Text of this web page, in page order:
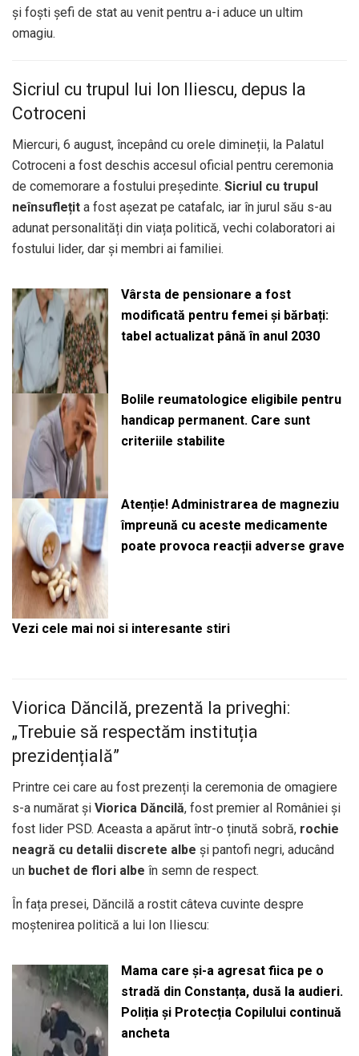
și foști șefi de stat au venit pentru a-i aduce un ultim
omagiu.
Sicriul cu trupul lui Ion Iliescu, depus la
Cotroceni
Miercuri, 6 august, începând cu orele dimineții, la Palatul
Cotroceni a fost deschis accesul oficial pentru ceremonia
de comemorare a fostului președinte. Sicriul cu trupul
neînsuflețit a fost așezat pe catafalc, iar în jurul său s-au
adunat personalități din viața politică, vechi colaboratori ai
fostului lider, dar și membri ai familiei.
Vârsta de pensionare a fost
modificată pentru femei și bărbați:
tabel actualizat până în anul 2030
Bolile reumatologice eligibile pentru
handicap permanent. Care sunt
criteriile stabilite
Atenție! Administrarea de magneziu
împreună cu aceste medicamente
poate provoca reacții adverse grave
Vezi cele mai noi si interesante stiri
Viorica Dăncilă, prezentă la priveghi:
„Trebuie să respectăm instituția
prezidențială”
Printre cei care au fost prezenți la ceremonia de omagiere
s-a numărat și Viorica Dăncilă, fost premier al României și
fost lider PSD. Aceasta a apărut într-o ținută sobră, rochie
neagră cu detalii discrete albe și pantofi negri, aducând
un buchet de flori albe în semn de respect.
În fața presei, Dăncilă a rostit câteva cuvinte despre
moștenirea politică a lui Ion Iliescu:
Mama care și-a agresat fiica pe o
stradă din Constanța, dusă la audieri.
Poliția și Protecția Copilului continuă
ancheta